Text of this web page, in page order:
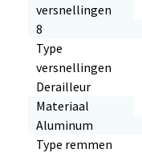
versnellingen
8
Type
versnellingen
Derailleur
Materiaal
Aluminum
Type remmen